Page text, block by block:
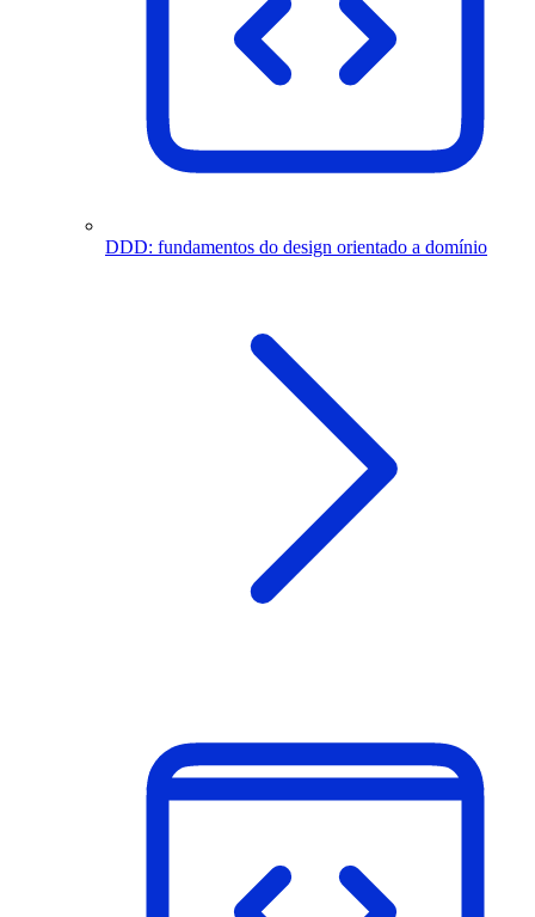
DDD: fundamentos do design orientado a domínio